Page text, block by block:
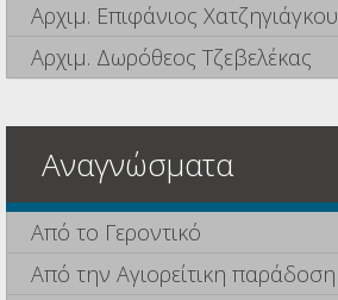
Αρχιμ. Επιφάνιος Χατζηγιάγκου
Αρχιμ. Δωρόθεος Τζεβελέκας
Αναγνώσματα
Από το Γεροντικό
Από την Αγιορείτικη παράδοση